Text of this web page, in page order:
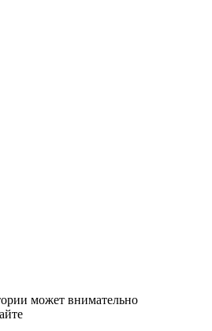
может внимательно